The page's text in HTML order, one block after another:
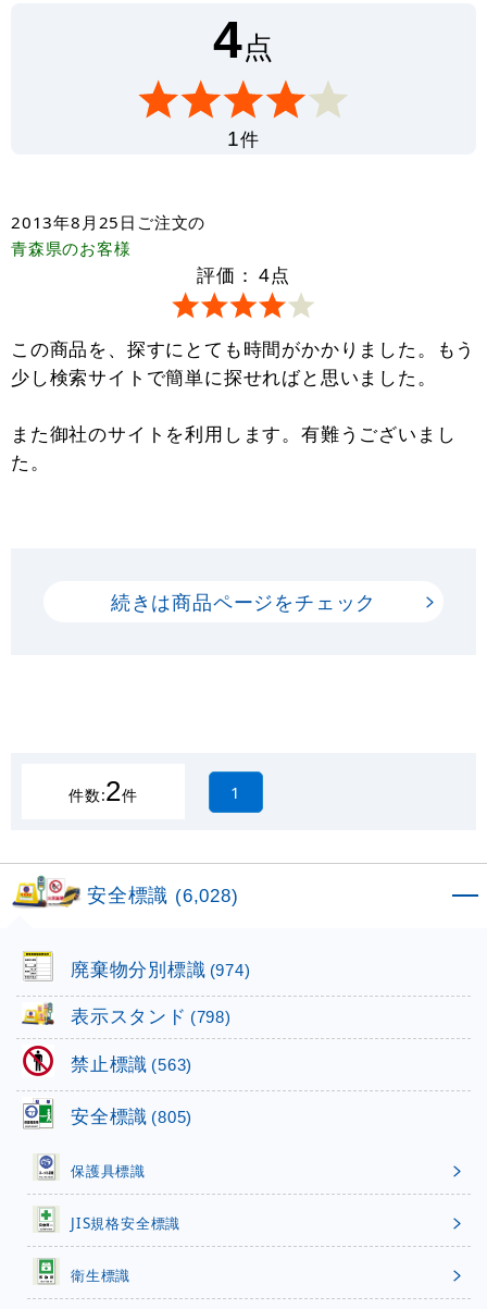
4点
1件
2013年8月25日 ご注文の
青森県のお客様
評価： 4点
この商品を、探すにとても時間がかかりました。もう
少し検索サイトで簡単に探せればと思いました。
また御社のサイトを利用します。有難うございまし
た。
続きは商品ページをチェック
件数:2件 1
安全標識 (6,028)
廃棄物分別標識 (974)
表示スタンド (798)
禁止標識 (563)
安全標識 (805)
保護具標識
JIS規格安全標識
衛生標識